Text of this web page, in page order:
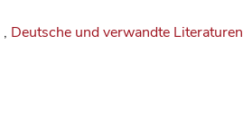
, Deutsche und verwandte Literaturen